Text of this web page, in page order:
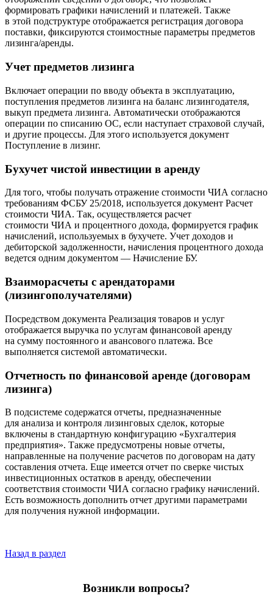
формировать графики начислений и платежей. Также
в этой подструктуре отображается регистрация договора
поставки, фиксируются стоимостные параметры предметов
лизинга/аренды.
Учет предметов лизинга
Включает операции по вводу объекта в эксплуатацию,
поступления предметов лизинга на баланс лизингодателя,
выкуп предмета лизинга. Автоматически отображаются
операции по списанию ОС, если наступает страховой случай,
и другие процессы. Для этого используется документ
Поступление в лизинг.
Бухучет чистой инвестиции в аренду
Для того, чтобы получать отражение стоимости ЧИА согласно
требованиям ФСБУ 25/2018, используется документ Расчет
стоимости ЧИА. Так, осуществляется расчет
стоимости ЧИА и процентного дохода, формируется график
начислений, используемых в бухучете. Учет доходов и
дебиторской задолженности, начисления процентного дохода
ведется одним документом — Начисление БУ.
Взаиморасчеты с арендаторами
(лизингополучателями)
Посредством документа Реализация товаров и услуг
отображается выручка по услугам финансовой аренду
на сумму постоянного и авансового платежа. Все
выполняется системой автоматически.
Отчетность по финансовой аренде (договорам
лизинга)
В подсистеме содержатся отчеты, предназначенные
для анализа и контроля лизинговых сделок, которые
включены в стандартную конфигурацию «Бухгалтерия
предприятия». Также предусмотрены новые отчеты,
направленные на получение расчетов по договорам на дату
составления отчета. Еще имеется отчет по сверке чистых
инвестиционных остатков в аренду, обеспечении
соответствия стоимости ЧИА согласно графику начислений.
Есть возможность дополнить отчет другими параметрами
для получения нужной информации.
Назад в раздел
Возникли вопросы?